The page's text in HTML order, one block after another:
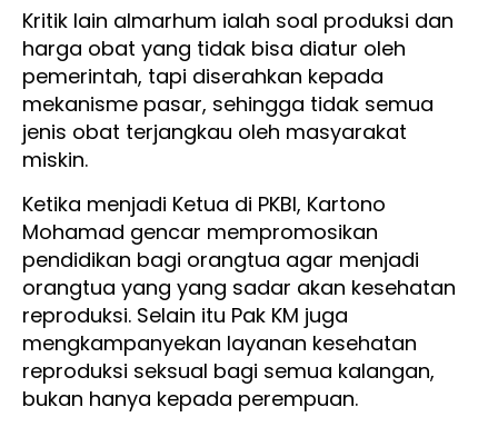
Kritik lain almarhum ialah soal produksi dan
harga obat yang tidak bisa diatur oleh
pemerintah, tapi diserahkan kepada
mekanisme pasar, sehingga tidak semua
jenis obat terjangkau oleh masyarakat
miskin.
Ketika menjadi Ketua di PKBI, Kartono
Mohamad gencar mempromosikan
pendidikan bagi orangtua agar menjadi
orangtua yang yang sadar akan kesehatan
reproduksi. Selain itu Pak KM juga
mengkampanyekan layanan kesehatan
reproduksi seksual bagi semua kalangan,
bukan hanya kepada perempuan.